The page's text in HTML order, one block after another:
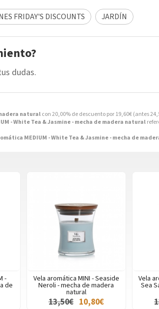
naturalcon 20,00% de descuento por19,60€(antes
- White Tea & Jasmine - mecha de madera natural
MEDIUM - White Tea & Jasmine - mecha de
FRIDAY'S DISCOUNTS JARDÍN
dudas.
-
de
Vela aromática MINI - Seaside
Neroli - mecha de madera
natural
13,50€ 10,80€
Vela
Sea